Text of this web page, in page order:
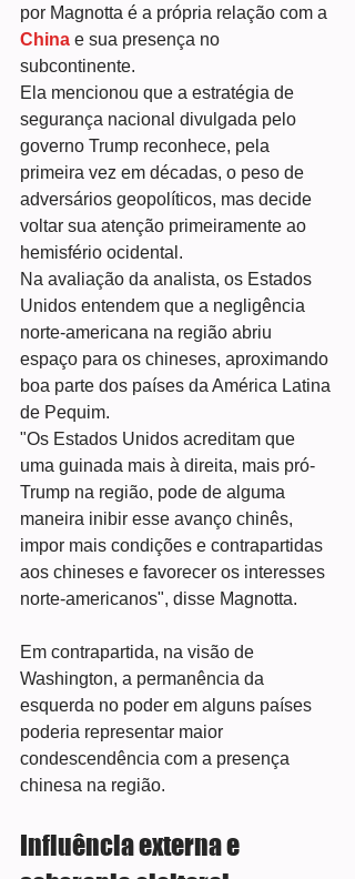
por Magnotta é a própria relação com a
China e sua presença no
subcontinente.
Ela mencionou que a estratégia de
segurança nacional divulgada pelo
governo Trump reconhece, pela
primeira vez em décadas, o peso de
adversários geopolíticos, mas decide
voltar sua atenção primeiramente ao
hemisfério ocidental.
Na avaliação da analista, os Estados
Unidos entendem que a negligência
norte-americana na região abriu
espaço para os chineses, aproximando
boa parte dos países da América Latina
de Pequim.
"Os Estados Unidos acreditam que
uma guinada mais à direita, mais pró-
Trump na região, pode de alguma
maneira inibir esse avanço chinês,
impor mais condições e contrapartidas
aos chineses e favorecer os interesses
norte-americanos", disse Magnotta.
Em contrapartida, na visão de
Washington, a permanência da
esquerda no poder em alguns países
poderia representar maior
condescendência com a presença
chinesa na região.
Influência externa e